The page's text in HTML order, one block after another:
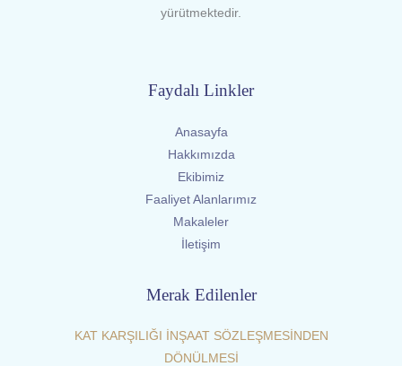
yürütmektedir.
Faydalı Linkler
Anasayfa
Hakkımızda
Ekibimiz
Faaliyet Alanlarımız
Makaleler
İletişim
Merak Edilenler
KAT KARŞILIĞI İNŞAAT SÖZLEŞMESİNDEN
DÖNÜLMESİ